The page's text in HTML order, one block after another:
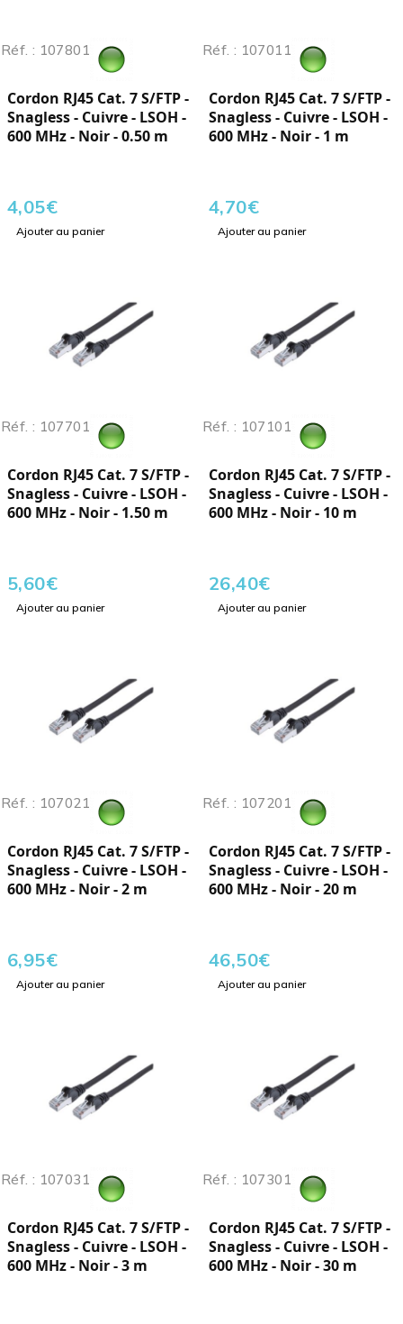
Réf. : 107801
Cordon RJ45 Cat. 7 S/FTP -
Snagless - Cuivre - LSOH -
600 MHz - Noir - 0.50 m
4,05€
Ajouter au panier
Réf. : 107011
Cordon RJ45 Cat. 7 S/FTP -
Snagless - Cuivre - LSOH -
600 MHz - Noir - 1 m
4,70€
Ajouter au panier
Réf. : 107701
Cordon RJ45 Cat. 7 S/FTP -
Snagless - Cuivre - LSOH -
600 MHz - Noir - 1.50 m
5,60€
Ajouter au panier
Réf. : 107101
Cordon RJ45 Cat. 7 S/FTP -
Snagless - Cuivre - LSOH -
600 MHz - Noir - 10 m
26,40€
Ajouter au panier
Réf. : 107021
Cordon RJ45 Cat. 7 S/FTP -
Snagless - Cuivre - LSOH -
600 MHz - Noir - 2 m
6,95€
Ajouter au panier
Réf. : 107201
Cordon RJ45 Cat. 7 S/FTP -
Snagless - Cuivre - LSOH -
600 MHz - Noir - 20 m
46,50€
Ajouter au panier
Réf. : 107031
Cordon RJ45 Cat. 7 S/FTP -
Snagless - Cuivre - LSOH -
600 MHz - Noir - 3 m
Réf. : 107301
Cordon RJ45 Cat. 7 S/FTP -
Snagless - Cuivre - LSOH -
600 MHz - Noir - 30 m